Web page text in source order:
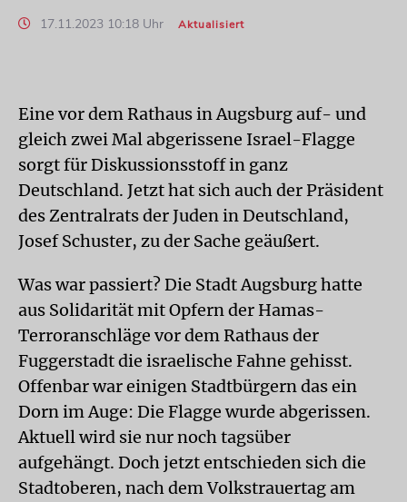
17.11.2023 10:18 Uhr Aktualisiert
Eine vor dem Rathaus in Augsburg auf- und
gleich zwei Mal abgerissene Israel-Flagge
sorgt für Diskussionsstoff in ganz
Deutschland. Jetzt hat sich auch der Präsident
des Zentralrats der Juden in Deutschland,
Josef Schuster, zu der Sache geäußert.
Was war passiert? Die Stadt Augsburg hatte
aus Solidarität mit Opfern der Hamas-
Terroranschläge vor dem Rathaus der
Fuggerstadt die israelische Fahne gehisst.
Offenbar war einigen Stadtbürgern das ein
Dorn im Auge: Die Flagge wurde abgerissen.
Aktuell wird sie nur noch tagsüber
aufgehängt. Doch jetzt entschieden sich die
Stadtoberen, nach dem Volkstrauertag am